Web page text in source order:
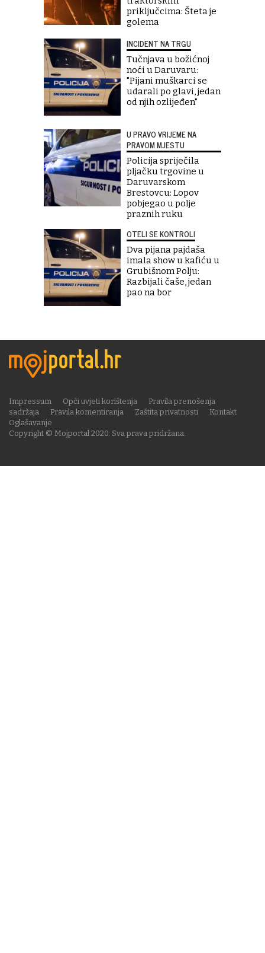
priključcima: Šteta je
golema
INCIDENT NA TRGU
Tučnjava u božićnoj
noći u Daruvaru:
"Pijani muškarci se
udarali po glavi, jedan
od njih ozlijeđen"
U PRAVO VRIJEME NA
PRAVOM MJESTU
Policija spriječila
pljačku trgovine u
Daruvarskom
Brestovcu: Lopov
pobjegao u polje
praznih ruku
OTELI SE KONTROLI
Dva pijana pajdaša
imala show u kafiću u
Grubišnom Polju:
Razbijali čaše, jedan
pao na bor
Copyright © Mojportal 2020. Sva prava pridržana.
Impressum Opći uvjeti korištenja
Pravila prenošenja
sadržaja
Pravila komentiranja Zaštita privatnosti
Kontakt
Oglašavanje